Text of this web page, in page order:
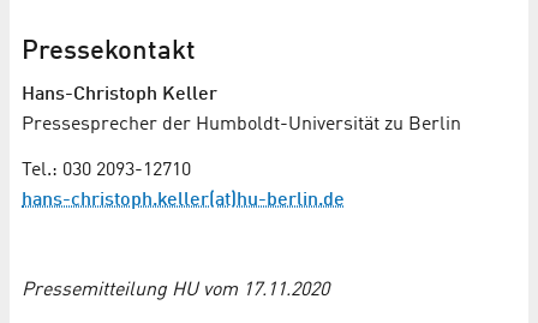
Pressekontakt
Hans-Christoph Keller
Pressesprecher der Humboldt-Universität zu Berlin
Tel.: 030 2093-12710
hans-christoph.keller(at)hu-berlin.de
Pressemitteilung HU vom 17.11.2020